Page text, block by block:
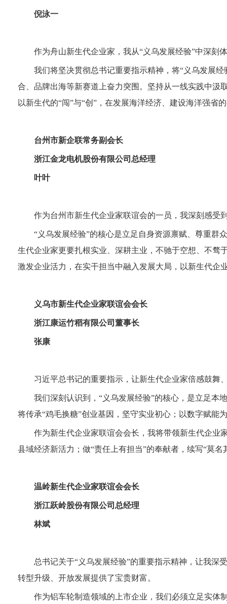
倪泳一
作为舟山新生代企业家，我从“义乌发展经验”中深刻
我们将坚决贯彻总书记重要指示精神，将“义乌发展
合、品牌出海等新赛道上奋力突围。坚持从一线实践中汲
以新生代的“闯”与“创”，在发展海洋经济、建设海洋强
台州市新企联常务副会长
浙江金龙电机股份有限公司总经理
叶叶
作为台州市新生代企业家联谊会的一员，我深刻感受
“义乌发展经验”的核心是立足自身资源禀赋、尊重群
生代企业家更要扎根实业、深耕主业，不驰于空想、不骛
激发企业活力，在实干担当中融入发展大局，以新生代企
义乌市新生代企业家联谊会会长
浙江康运竹稻有限公司董事长
张康
习近平总书记的重要指示，让新生代企业家倍感鼓舞
我们深刻认识到，“义乌发展经验”的核心，是立足本
将传承“鸡毛换糖”创业基因，坚守实业初心；以数字赋能
作为新生代企业家联谊会会长，我将带领新生代企业
县域经济新活力；做“责任上有担当”的奉献者，续写“莫
温岭新生代企业家联谊会会长
浙江跃岭股份有限公司总经理
林斌
总书记关于“义乌发展经验”的重要指示精神，让我深
转型升级、开放发展提供了宝贵财富。
作为铝车轮制造领域的上市企业，我们必须立足实体